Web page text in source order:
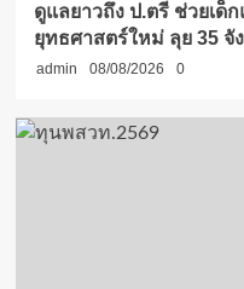
ดูแลยาวถึง ป.ตรี ช่วยเด็
ยุทธศาสตร์ใหม่ ลุย 35 จั
admin 08/08/2026 0